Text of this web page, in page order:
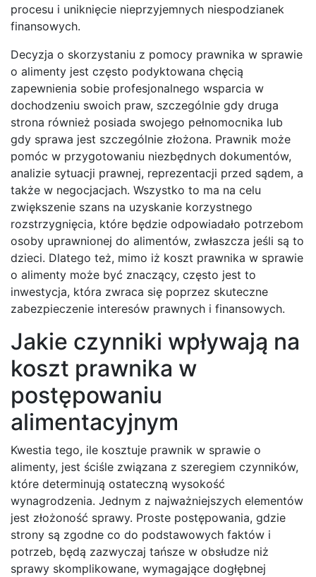
procesu i uniknięcie nieprzyjemnych niespodzianek
finansowych.
Decyzja o skorzystaniu z pomocy prawnika w sprawie
o alimenty jest często podyktowana chęcią
zapewnienia sobie profesjonalnego wsparcia w
dochodzeniu swoich praw, szczególnie gdy druga
strona również posiada swojego pełnomocnika lub
gdy sprawa jest szczególnie złożona. Prawnik może
pomóc w przygotowaniu niezbędnych dokumentów,
analizie sytuacji prawnej, reprezentacji przed sądem, a
także w negocjacjach. Wszystko to ma na celu
zwiększenie szans na uzyskanie korzystnego
rozstrzygnięcia, które będzie odpowiadało potrzebom
osoby uprawnionej do alimentów, zwłaszcza jeśli są to
dzieci. Dlatego też, mimo iż koszt prawnika w sprawie
o alimenty może być znaczący, często jest to
inwestycja, która zwraca się poprzez skuteczne
zabezpieczenie interesów prawnych i finansowych.
Jakie czynniki wpływają na
koszt prawnika w
postępowaniu
alimentacyjnym
Kwestia tego, ile kosztuje prawnik w sprawie o
alimenty, jest ściśle związana z szeregiem czynników,
które determinują ostateczną wysokość
wynagrodzenia. Jednym z najważniejszych elementów
jest złożoność sprawy. Proste postępowania, gdzie
strony są zgodne co do podstawowych faktów i
potrzeb, będą zazwyczaj tańsze w obsłudze niż
sprawy skomplikowane, wymagające dogłębnej